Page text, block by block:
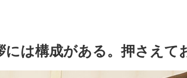
には構成がある。押さえて